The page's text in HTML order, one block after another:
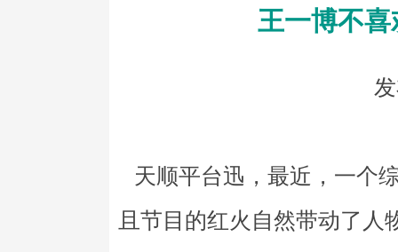
王一博不
天顺平台迅，最近，一个
且节目的红火自然带动了